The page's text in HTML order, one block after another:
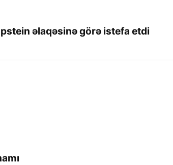
əlaqəsinə görə istefa etdi